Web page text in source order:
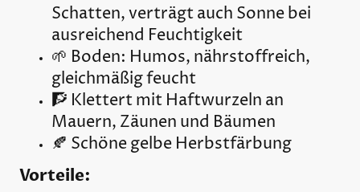
Schatten, verträgt auch Sonne bei
ausreichend Feuchtigkeit
🌱 Boden: Humos, nährstoffreich,
gleichmäßig feucht
🧗 Klettert mit Haftwurzeln an
Mauern, Zäunen und Bäumen
🍂 Schöne gelbe Herbstfärbung
Vorteile: